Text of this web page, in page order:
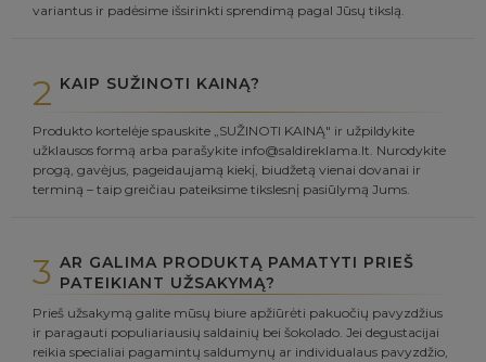
variantus ir padėsime išsirinkti sprendimą pagal Jūsų tikslą.
2 KAIP SUŽINOTI KAINĄ?
Produkto kortelėje spauskite „SUŽINOTI KAINĄ" ir užpildykite
užklausos formą arba parašykite info@saldireklama.lt. Nurodykite
progą, gavėjus, pageidaujamą kiekį, biudžetą vienai dovanai ir
terminą – taip greičiau pateiksime tikslesnį pasiūlymą Jums.
3 AR GALIMA PRODUKTĄ PAMATYTI PRIEŠ
PATEIKIANT UŽSAKYMĄ?
Prieš užsakymą galite mūsų biure apžiūrėti pakuočių pavyzdžius
ir paragauti populiariausių saldainių bei šokolado. Jei degustacijai
reikia specialiai pagamintų saldumynų ar individualaus pavyzdžio,